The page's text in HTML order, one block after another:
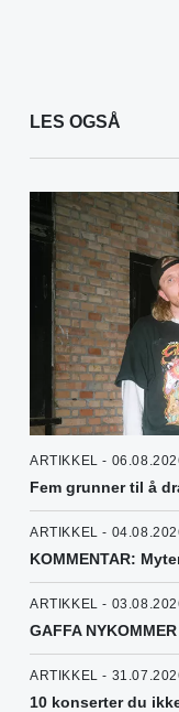
LES OGSÅ
ARTIKKEL -
Fem grunner til å
ARTIKKEL -
KOMMENTAR:
ARTIKKEL -
GAFFA
ARTIKKEL -
10 konserter du